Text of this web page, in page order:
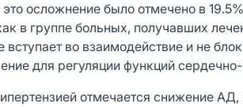
осложнение было отмечено в
в группе больных, получавших
во взаимодействие и не
для регуляции функций
отмечается снижение